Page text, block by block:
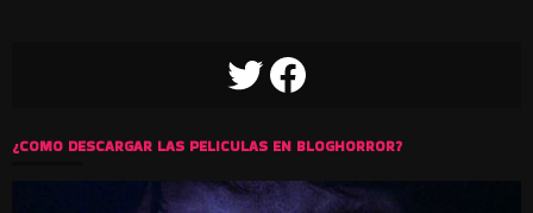
TWITTERFACEBOOK
¿COMO DESCARGAR LAS PELICULAS EN BLOGHORROR?